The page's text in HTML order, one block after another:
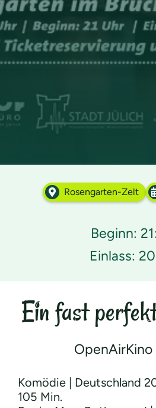
Rosengarten-Zelt
Beginn:
Einlass:
Ein fast
OpenAirKino
Komödie | Deutschland
105 Min.